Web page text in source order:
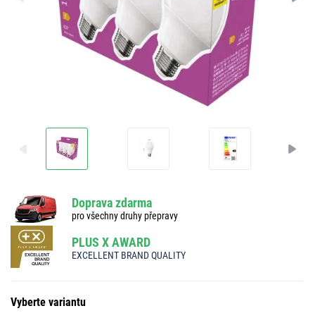
Doprava zdarma
pro všechny druhy přepravy
PLUS X AWARD
EXCELLENT BRAND QUALITY
Vyberte variantu